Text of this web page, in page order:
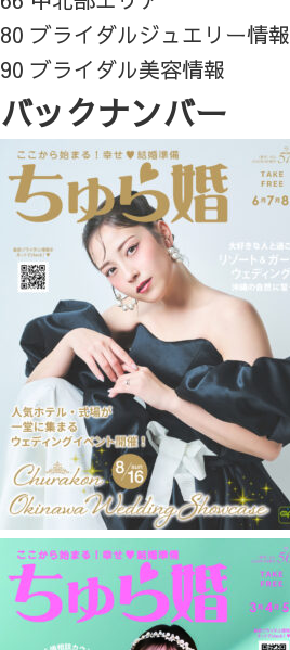
80 ブライダルジュエリー情報
90 ブライダル美容情報
バックナンバー